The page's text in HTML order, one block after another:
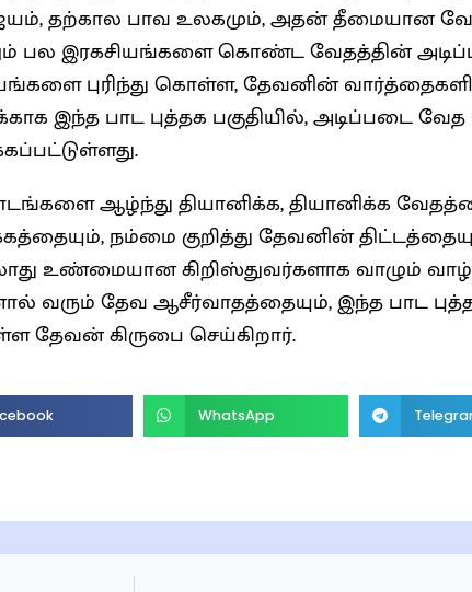
தற்கால பாவ உலகமும், அதன் தீமையான
பல இரகசியங்களை கொண்ட வேதத்தின்
புரிந்து கொள்ள, தேவனின் வார்த்தைகளில்
இந்த பாட புத்தக பகுதியில், அடிப்படை
ஆழ்ந்து தியானிக்க, தியானிக்க
நம்மை குறித்து தேவனின்
உண்மையான கிறிஸ்துவர்களாக வாழும்
வரும் தேவ ஆசீர்வாதத்தையும், இந்த பாட
தேவன் கிருபை செய்கிறார்.
WhatsApp